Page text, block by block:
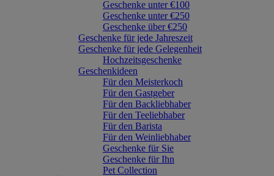
Geschenke unter €100
Geschenke unter €250
Geschenke über €250
Geschenke für jede Jahreszeit
Geschenke für jede Gelegenheit
Hochzeitsgeschenke
Geschenkideen
Für den Meisterkoch
Für den Gastgeber
Für den Backliebhaber
Für den Teeliebhaber
Für den Barista
Für den Weinliebhaber
Geschenke für Sie
Geschenke für Ihn
Pet Collection